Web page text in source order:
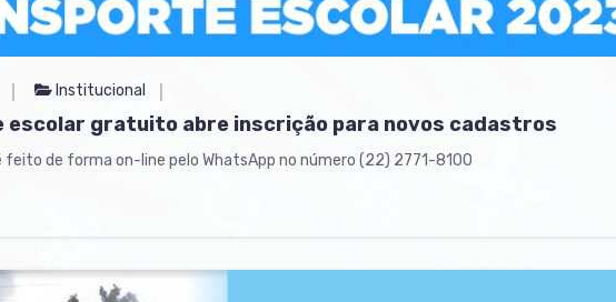
Institucional
escolar gratuito abre inscrição para novos cadastros
feito de forma on-line pelo WhatsApp no número (22) 2771-8100